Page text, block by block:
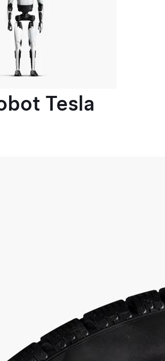
Tesla